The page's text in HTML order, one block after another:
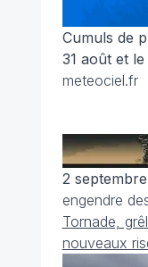
Cumuls de
31 août et
meteociel.fr
2
engendre
Tornade,
nouveaux